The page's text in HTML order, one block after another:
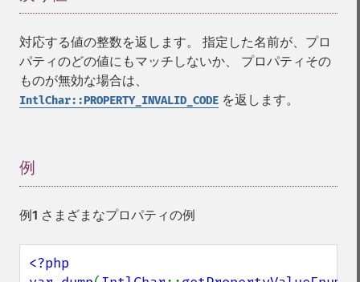
対応する値の整数を返します。 指定した名前が、プロ
パティのどの値にもマッチしないか、 プロパティその
ものが無効な場合は、
IntlChar::PROPERTY_INVALID_CODE を返します。
例
例1 さまざまなプロパティの例
<?php